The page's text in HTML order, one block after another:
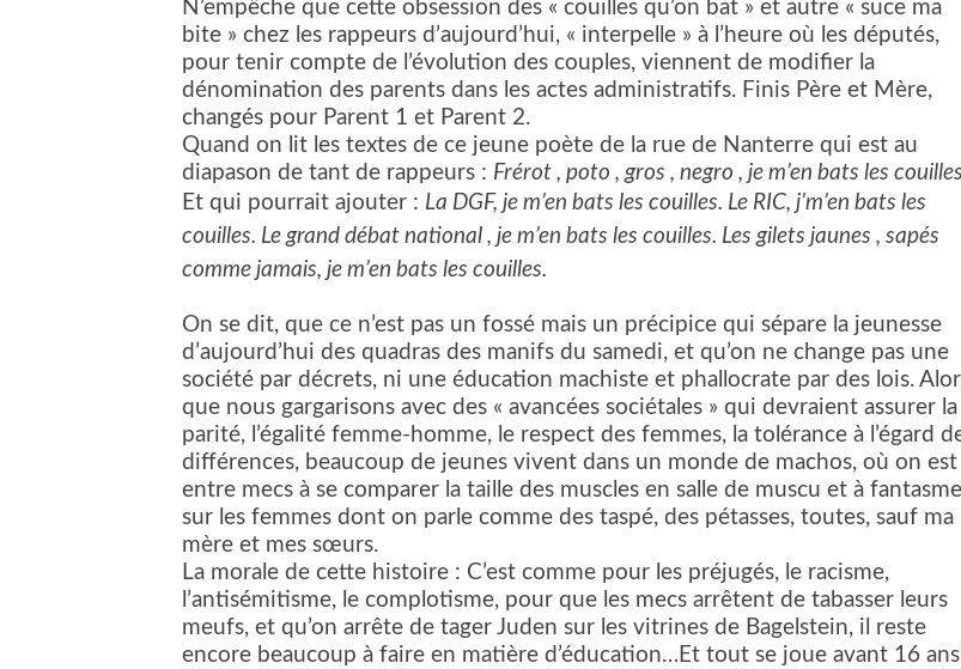
N’empêche que cette obsession des « couilles qu’on bat » et autre « suce ma
bite » chez les rappeurs d’aujourd’hui, « interpelle » à l’heure où les députés,
pour tenir compte de l’évolution des couples, viennent de modifier la
dénomination des parents dans les actes administratifs. Finis Père et Mère,
changés pour Parent 1 et Parent 2.
Quand on lit les textes de ce jeune poète de la rue de Nanterre qui est au
diapason de tant de rappeurs : Frérot , poto , gros , negro , je m’en bats les
Et qui pourrait ajouter : La DGF, je m’en bats les couilles. Le RIC, j’m’en bats les
couilles. Le grand débat national , je m’en bats les couilles. Les gilets jaunes , sapés
comme jamais, je m’en bats les couilles.
On se dit, que ce n’est pas un fossé mais un précipice qui sépare la jeunesse
d’aujourd’hui des quadras des manifs du samedi, et qu’on ne change pas une
société par décrets, ni une éducation machiste et phallocrate par des lois.
que nous gargarisons avec des « avancées sociétales » qui devraient assurer la
parité, l’égalité femme-homme, le respect des femmes, la tolérance à l’égard
différences, beaucoup de jeunes vivent dans un monde de machos, où on est
entre mecs à se comparer la taille des muscles en salle de muscu et à
sur les femmes dont on parle comme des taspé, des pétasses, toutes, sauf ma
mère et mes sœurs.
La morale de cette histoire : C’est comme pour les préjugés, le racisme,
l’antisémitisme, le complotisme, pour que les mecs arrêtent de tabasser leurs
meufs, et qu’on arrête de tager Juden sur les vitrines de Bagelstein, il reste
encore beaucoup à faire en matière d’éducation…Et tout se joue avant 16